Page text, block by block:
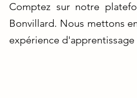
Comptez sur notre
Bonvillard. Nous mettons
expérience